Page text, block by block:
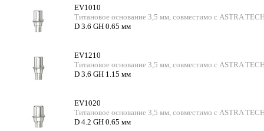
EV1010
Титановое основание 3,5 мм, совместимо с ASTRA
D 3.6 GH 0.65 мм
EV1210
Титановое основание 3,5 мм, совместимо с ASTRA
D 3.6 GH 1.15 мм
EV1020
Титановое основание 3,5 мм, совместимо с ASTRA
D 4.2 GH 0.65 мм